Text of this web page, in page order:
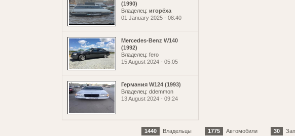
(1990)
Владелец: игорёха
01 January 2025 - 08:40
Mercedes-Benz W140
(1992)
Владелец: fero
15 August 2024 - 05:05
Германия W124 (1993)
Владелец: ddemmon
13 August 2024 - 09:24
1440 Владельцы 1775 Автомобили 30